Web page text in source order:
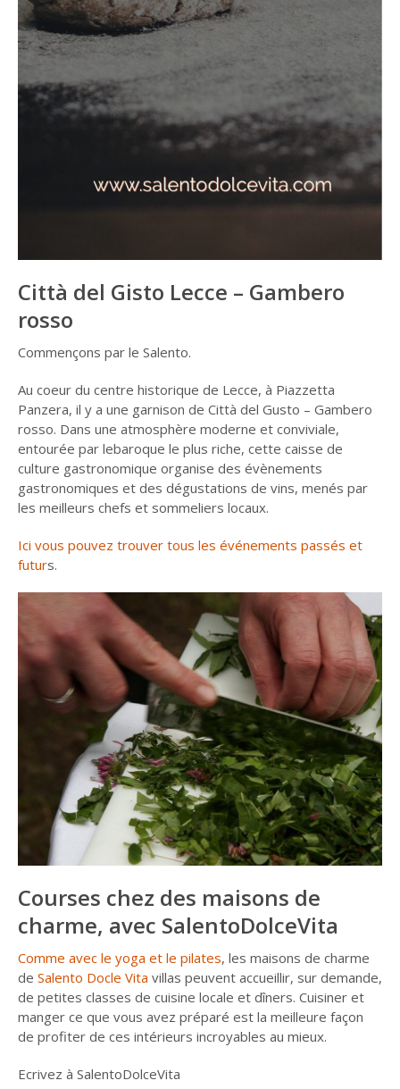
Città del Gisto Lecce – Gambero
rosso
Commençons par le Salento.
Au coeur du centre historique de Lecce, à Piazzetta
Panzera, il y a une garnison de Città del Gusto – Gambero
rosso. Dans une atmosphère moderne et conviviale,
entourée par lebaroque le plus riche, cette caisse de
culture gastronomique organise des évènements
gastronomiques et des dégustations de vins, menés par
les meilleurs chefs et sommeliers locaux.
Ici vous pouvez trouver tous les événements passés et
futurs.
Courses chez des maisons de
charme, avec SalentoDolceVita
Comme avec le yoga et le pilates, les maisons de charme
de Salento Docle Vita villas peuvent accueillir, sur demande,
de petites classes de cuisine locale et dîners. Cuisiner et
manger ce que vous avez préparé est la meilleure façon
de profiter de ces intérieurs incroyables au mieux.
Ecrivez à SalentoDolceVita